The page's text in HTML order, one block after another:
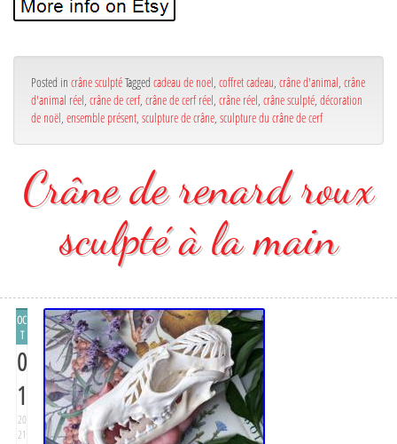
Posted in crâne sculptéTagged cadeau de noel, coffret cadeau, crâne d'animal, crâne
d'animal réel, crâne de cerf, crâne de cerf réel, crâne réel, crâne sculpté, décoration
de noël, ensemble présent, sculpture de crâne, sculpture du crâne de cerf
Crâne de renard roux
sculpté à la main
OC
T
0
1
20
21